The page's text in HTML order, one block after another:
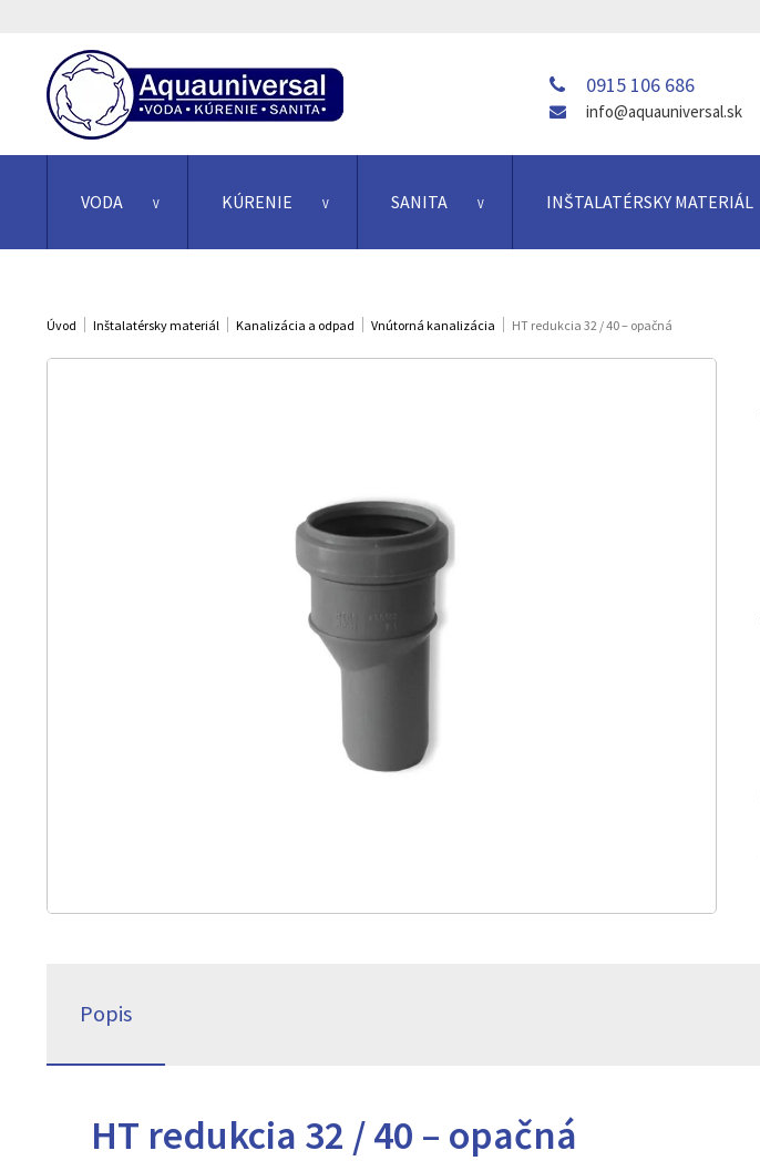
0915 106 686
info@aquauniversal.sk
VODA KÚRENIE SANITA INŠTALATÉRSKY MATERIÁL
Úvod Inštalatérsky materiál Kanalizácia a odpad Vnútorná kanalizácia HT redukcia 32 / 40 – opačná
Popis
HT redukcia 32 / 40 – opačná